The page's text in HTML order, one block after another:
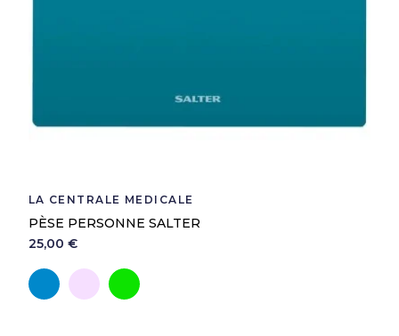
LA CENTRALE MEDICALE
PÈSE PERSONNE SALTER
25,00 €
BleuRoseVert